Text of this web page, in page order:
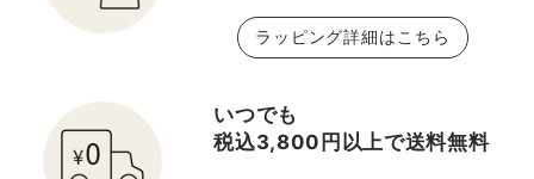
シュ パワー マスカラ ロ
ング ウェアリング フォー
オニキス クイックライナ
ー フォー アイ インテン
ス #03 インテンス チ
ラッピング詳細はこちら
いつでも
税込3,800円以上で送料無料